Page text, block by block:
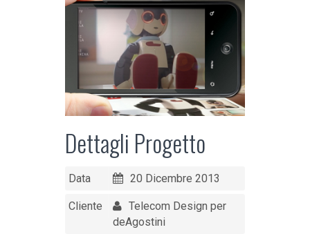
Dettagli Progetto
Data 20 Dicembre 2013
Cliente
Telecom Design per
deAgostini